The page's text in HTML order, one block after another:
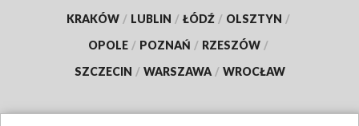
KRAKÓW / LUBLIN / ŁÓDŹ / OLSZTYN /
OPOLE / POZNAŃ / RZESZÓW /
SZCZECIN / WARSZAWA / WROCŁAW